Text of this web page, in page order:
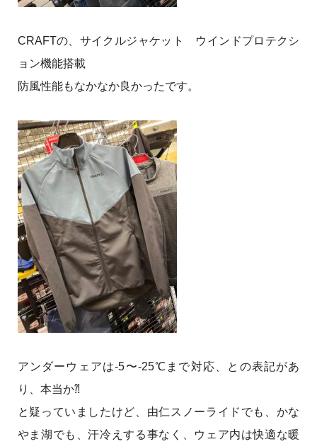
CRAFTの、サイクルジャケット ウインドプロテクシ
ョン機能搭載
防風性能もなかなか良かったです。
アンダーウェアは-5〜-25℃まで対応、との表記があ
り、本当か⁈
と疑っていましたけど、由仁スノーライドでも、かな
やま湖でも、汗冷えする事なく、ウェア内は快適な暖